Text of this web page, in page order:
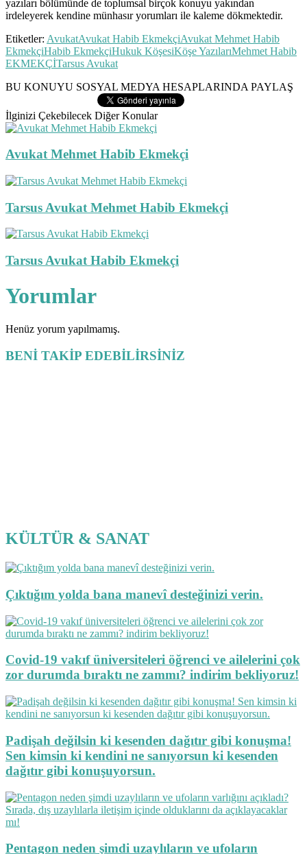
yazıları bölümünde de toplumsal birçok konuyu yakından
irdeleyerek kendine münhasır yorumları ile kaleme dökmektedir.
Etiketler: AvukatAvukat Habib EkmekçiAvukat Mehmet Habib
EkmekçiHabib EkmekçiHukuk KöşesiKöşe YazılarıMehmet Habib
EKMEKÇİTarsus Avukat
BU KONUYU SOSYAL MEDYA HESAPLARINDA PAYLAŞ
İlginizi Çekebilecek Diğer Konular
Avukat Mehmet Habib Ekmekçi
Tarsus Avukat Mehmet Habib Ekmekçi
Tarsus Avukat Habib Ekmekçi
Yorumlar
Henüz yorum yapılmamış.
BENİ TAKİP EDEBİLİRSİNİZ
KÜLTÜR & SANAT
Çıktığım yolda bana manevî desteğinizi verin.
Covid-19 vakıf üniversiteleri öğrenci ve ailelerini çok
zor durumda bıraktı ne zammı? indirim bekliyoruz!
Padişah değilsin ki kesenden dağıtır gibi konuşma!
Sen kimsin ki kendini ne sanıyorsun ki kesenden
dağıtır gibi konuşuyorsun.
Pentagon neden şimdi uzaylıların ve ufoların